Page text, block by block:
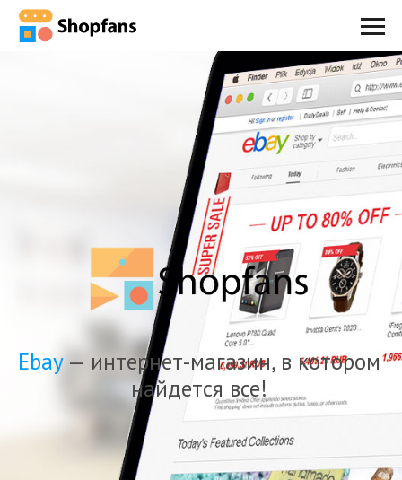
Ebay— интернет-магазин, в котором
найдется все!